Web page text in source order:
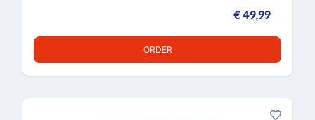
€ 49,99
ORDER